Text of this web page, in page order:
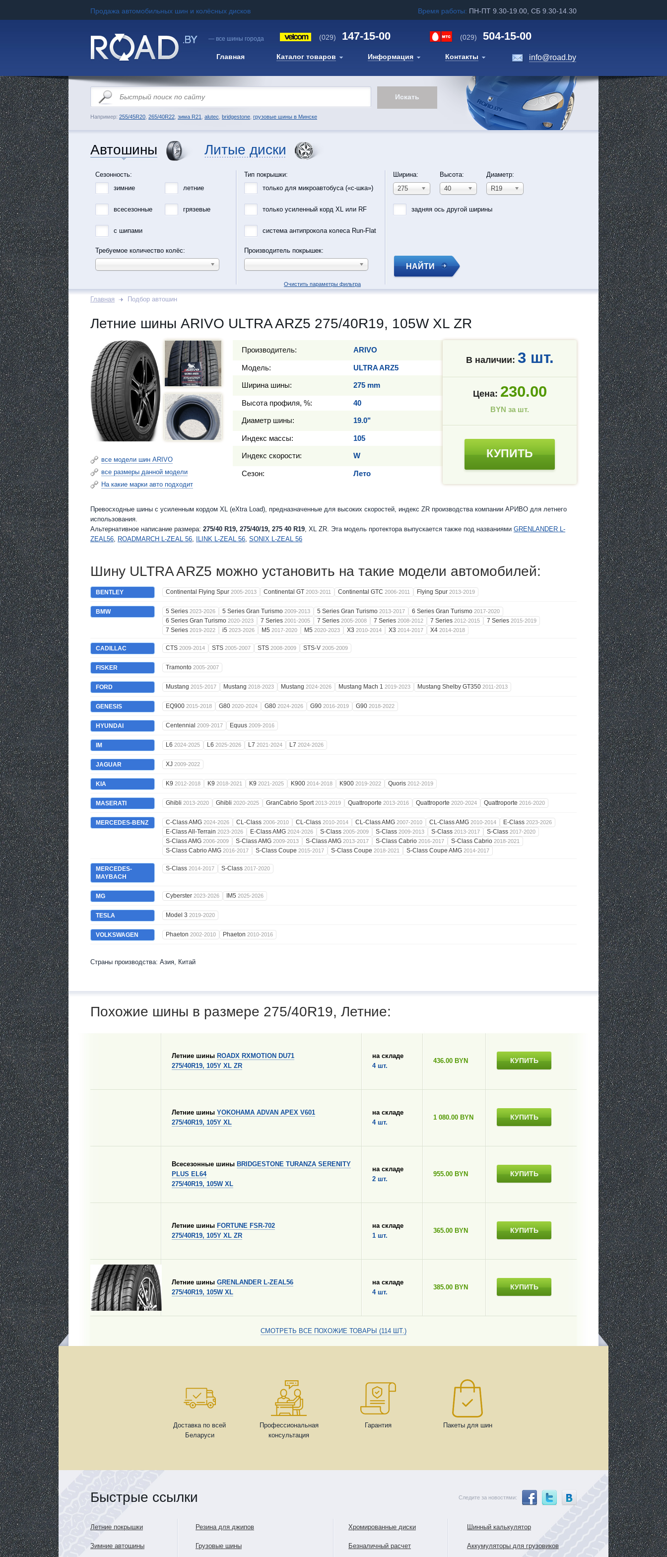
Продажа автомобильных шин и колёсных дисков Время работы: ПН-ПТ 9.30-19.00, СБ 9.30-14.30
— все шины города (029) 147-15-00 (029) 504-15-00
Главная Каталог товаров Информация Контакты info@road.by
Например: 255/45R20 265/40R22 зима R21 alutec bridgestone грузовые шины в Минске
Автошины Литые диски
Сезонность:
зимние
летние
всесезонные грязевые
с шипами
Требуемое количество колёс:
Тип покрышки:
только для микроавтобуса («с-шка»)
только усиленный корд XL или RF
система антипрокола колеса Run-Flat
Производитель покрышек:
Ширина:
275
Высота:
40
Диаметр:
R19
задняя ось другой ширины
НАЙТИ
Очистить параметры фильтра
Главная Подбор автошин
Летние шины ARIVO ULTRA ARZ5 275/40R19, 105W XL ZR
все модели шин ARIVO
все размеры данной модели
На какие марки авто подходит
Производитель: ARIVO
Модель: ULTRA ARZ5
Ширина шины: 275 mm
Высота профиля, %: 40
Диаметр шины: 19.0"
Индекс массы: 105
Индекс скорости: W
Сезон: Лето
В наличии: 3 шт.
Цена: 230.00
BYN за шт.
КУПИТЬ
Превосходные шины c усиленным кордом XL (eXtra Load), предназначенные для высоких скоростей, индекс ZR производства компании АРИВО для летнего
использования.
Альтернативное написание размера: 275/40 R19, 275/40/19, 275 40 R19, XL ZR. Эта модель протектора выпускается также под названиями GRENLANDER L-
ZEAL56, ROADMARCH L-ZEAL 56, ILINK L-ZEAL 56, SONIX L-ZEAL 56
Шину ULTRA ARZ5 можно установить на такие модели автомобилей:
BENTLEY Continental Flying Spur 2005-2013 Continental GT 2003-2011 Continental GTC 2006-2011 Flying Spur 2013-2019
BMW 5 Series 2023-2026 5 Series Gran Turismo 2009-2013 5 Series Gran Turismo 2013-2017 6 Series Gran Turismo 2017-2020
6 Series Gran Turismo 2020-2023 7 Series 2001-2005 7 Series 2005-2008 7 Series 2008-2012 7 Series 2012-2015 7 Series 2015-2019
7 Series 2019-2022 i5 2023-2026 M5 2017-2020 M5 2020-2023 X3 2010-2014 X3 2014-2017 X4 2014-2018
CADILLAC CTS 2009-2014 STS 2005-2007 STS 2008-2009 STS-V 2005-2009
FISKER Tramonto 2005-2007
FORD Mustang 2015-2017 Mustang 2018-2023 Mustang 2024-2026 Mustang Mach 1 2019-2023 Mustang Shelby GT350 2011-2013
GENESIS EQ900 2015-2018 G80 2020-2024 G80 2024-2026 G90 2016-2019 G90 2018-2022
HYUNDAI Centennial 2009-2017 Equus 2009-2016
IM L6 2024-2025 L6 2025-2026 L7 2021-2024 L7 2024-2026
JAGUAR XJ 2009-2022
KIA K9 2012-2018 K9 2018-2021 K9 2021-2025 K900 2014-2018 K900 2019-2022 Quoris 2012-2019
MASERATI Ghibli 2013-2020 Ghibli 2020-2025 GranCabrio Sport2013-2019 Quattroporte 2013-2016 Quattroporte 2020-2024 Quattroporte 2016-2020
MERCEDES-BENZ C-Class AMG 2024-2026 CL-Class 2006-2010 CL-Class 2010-2014 CL-Class AMG 2007-2010 CL-Class AMG 2010-2014 E-Class 2023-2026
E-Class All-Terrain 2023-2026 E-Class AMG 2024-2026 S-Class 2005-2009 S-Class 2009-2013 S-Class 2013-2017 S-Class 2017-2020
S-Class AMG 2006-2009 S-Class AMG 2009-2013 S-Class AMG 2013-2017 S-Class Cabrio 2016-2017 S-Class Cabrio 2018-2021
S-Class Cabrio AMG 2016-2017 S-Class Coupe 2015-2017 S-Class Coupe 2018-2021 S-Class Coupe AMG 2014-2017
MERCEDES-
MAYBACH
S-Class 2014-2017 S-Class 2017-2020
MG Cyberster 2023-2026 IM5 2025-2026
TESLA Model 3 2019-2020
VOLKSWAGEN Phaeton 2002-2010 Phaeton 2010-2016
Страны производства: Азия, Китай
Похожие шины в размере 275/40R19, Летние:
Летние шины ROADX RXMOTION DU71
275/40R19, 105Y XL ZR
на складе
4 шт.
436.00 BYN КУПИТЬ
Летние шины YOKOHAMA ADVAN APEX V601
275/40R19, 105Y XL
на складе
4 шт.
1 080.00 BYN КУПИТЬ
Всесезонные шины BRIDGESTONE TURANZA SERENITY
PLUS EL64
275/40R19, 105W XL
на складе
2 шт.
955.00 BYN КУПИТЬ
Летние шины FORTUNE FSR-702
275/40R19, 105Y XL ZR
на складе
1 шт.
365.00 BYN КУПИТЬ
Летние шины GRENLANDER L-ZEAL56
275/40R19, 105W XL
на складе
4 шт.
385.00 BYN КУПИТЬ
СМОТРЕТЬ ВСЕ ПОХОЖИЕ ТОВАРЫ (114 ШТ.)
Доставка по всей
Беларуси
Профессиональная
консультация
Гарантия Пакеты для шин
Быстрые ссылки Следите за новостями:
Летние покрышки
Зимние автошины
Резина для джипов
Грузовые шины
Хромированные диски
Безналичный расчет
Шинный калькулятор
Аккумуляторы для грузовиков